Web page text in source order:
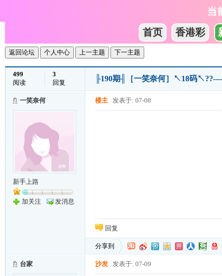
当
首页
香港彩
返回论坛 个人中心 上一主题 下一主题
499
阅读
3
回复
╟190期╢［一笑奈何］↖18码
一笑奈何
新手上路
加关注 发消息
楼主 发表于: 07-08
回复
分享到
台家 沙发 发表于: 07-09